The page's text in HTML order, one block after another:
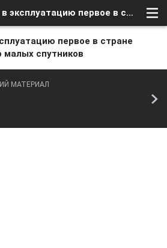
Китай запустил в эксплуатацию первое в стране умное производство малых спутников
первое в стране
малых спутников
МАТЕРИАЛ